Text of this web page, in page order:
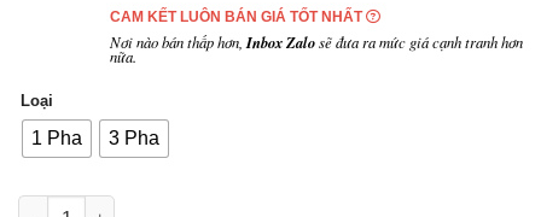
CAM KẾT LUÔN BÁN GIÁ TỐT NHẤT
Nơi nào bán thấp hơn, Inbox Zalosẽ đưa ra mức giá cạnh tranh hơn
nữa.
Loại
1 Pha 3 Pha
Số lượng